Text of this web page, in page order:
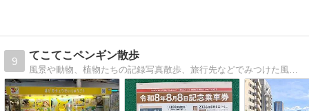
9
てこてこペンギン散歩